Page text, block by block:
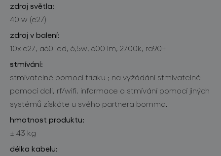
zdroj světla:
40 w (e27)
zdroj v balení:
10x e27, a60 led, 6,5w, 600 lm, 2700k, ra90+
stmívání:
stmívatelné pomocí triaku ; na vyžádání stmívatelné
pomocí dali, rf/wifi, informace o stmívání pomocí jiných
systémů získáte u svého partnera bomma.
hmotnost produktu:
± 43 kg
délka kabelu: